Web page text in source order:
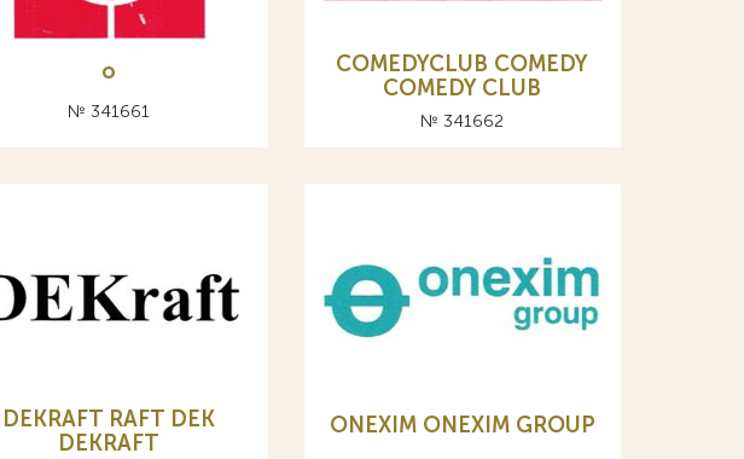
о
№ 341661
COMEDYCLUB COMEDY
COMEDY CLUB
№ 341662
DEKRAFT RAFT DEK
DEKRAFT
ONEXIM ONEXIM GROUP